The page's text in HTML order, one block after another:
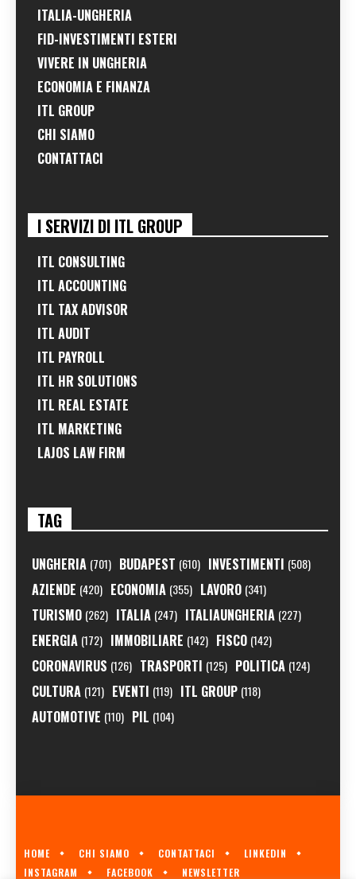
ITALIA-UNGHERIA
FID-INVESTIMENTI ESTERI
VIVERE IN UNGHERIA
ECONOMIA E FINANZA
ITL GROUP
CHI SIAMO
CONTATTACI
I SERVIZI DI ITL GROUP
ITL CONSULTING
ITL ACCOUNTING
ITL TAX ADVISOR
ITL AUDIT
ITL PAYROLL
ITL HR SOLUTIONS
ITL REAL ESTATE
ITL MARKETING
LAJOS LAW FIRM
TAG
UNGHERIA (701) BUDAPEST (610) INVESTIMENTI (508)
AZIENDE (420) ECONOMIA (355) LAVORO (341)
TURISMO (262) ITALIA (247) ITALIAUNGHERIA (227)
ENERGIA (172) IMMOBILIARE (142) FISCO (142)
CORONAVIRUS (126) TRASPORTI (125) POLITICA (124)
CULTURA (121) EVENTI (119) ITL GROUP (118)
AUTOMOTIVE (110) PIL (104)
HOME CHI SIAMO CONTATTACI
LINKEDIN
INSTAGRAM
FACEBOOK NEWSLETTER